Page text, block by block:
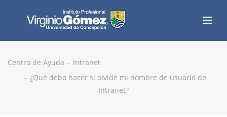
Centro de Ayuda
Intranet
¿Qué debo hacer si olvidé mi nombre de usuario de
Intranet?